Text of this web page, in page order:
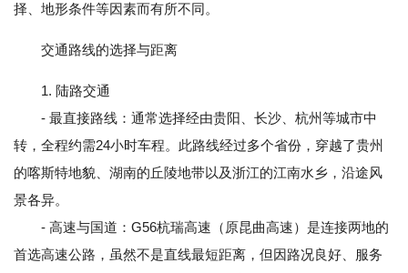
择、地形条件等因素而有所不同。
交通路线的选择与距离
1. 陆路交通
- 最直接路线：通常选择经由贵阳、长沙、杭州等城市中
转，全程约需24小时车程。此路线经过多个省份，穿越了贵州
的喀斯特地貌、湖南的丘陵地带以及浙江的江南水乡，沿途风
景各异。
- 高速与国道：G56杭瑞高速（原昆曲高速）是连接两地的
首选高速公路，虽然不是直线最短距离，但因路况良好、服务